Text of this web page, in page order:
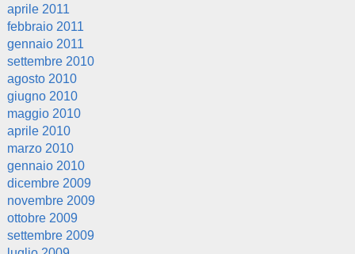
aprile 2011
febbraio 2011
gennaio 2011
settembre 2010
agosto 2010
giugno 2010
maggio 2010
aprile 2010
marzo 2010
gennaio 2010
dicembre 2009
novembre 2009
ottobre 2009
settembre 2009